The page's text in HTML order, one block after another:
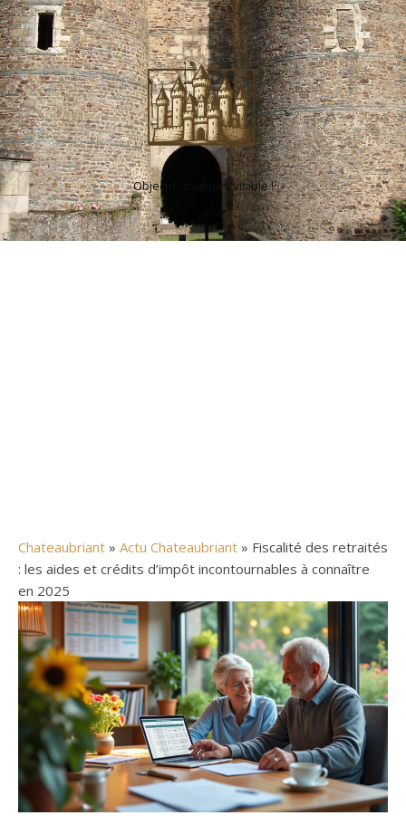
Objectif : toujours visible !
Chateaubriant » Actu Chateaubriant » Fiscalité des retraités
: les aides et crédits d’impôt incontournables à connaître
en 2025